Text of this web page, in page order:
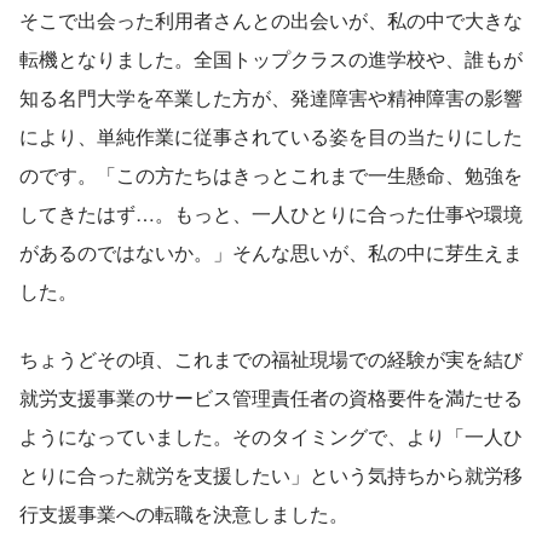
そこで出会った利用者さんとの出会いが、私の中で大きな
転機となりました。全国トップクラスの進学校や、誰もが
知る名門大学を卒業した方が、発達障害や精神障害の影響
により、単純作業に従事されている姿を目の当たりにした
のです。「この方たちはきっとこれまで一生懸命、勉強を
してきたはず…。もっと、一人ひとりに合った仕事や環境
があるのではないか。」そんな思いが、私の中に芽生えま
した。
ちょうどその頃、これまでの福祉現場での経験が実を結び
就労支援事業のサービス管理責任者の資格要件を満たせる
ようになっていました。そのタイミングで、より「一人ひ
とりに合った就労を支援したい」という気持ちから就労移
行支援事業への転職を決意しました。